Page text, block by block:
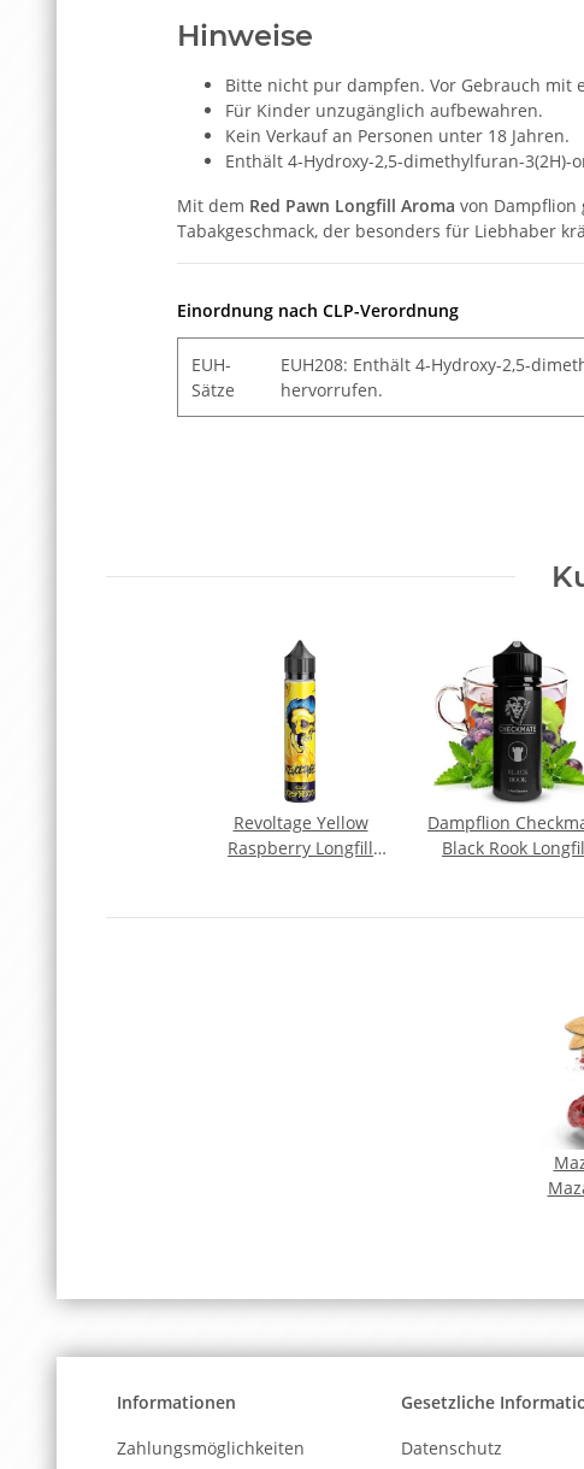
Hinweise
Bitte nicht pur dampfen. Vor Gebrauch mit
Für Kinder unzugänglich aufbewahren.
Kein Verkauf an Personen unter 18 Jahren.
Enthält 4-Hydroxy-2,5-dimethylfuran-
Mit dem Red Pawn Longfill Aroma von Dampflion
Tabakgeschmack, der besonders für Liebhaber
Einordnung nach CLP-Verordnung
EUH-
Sätze
EUH208: Enthält 4-Hydroxy-2,5-
hervorrufen.
Revoltage Yellow
Raspberry Longfill
Dampflion
Black Rook
Informationen
Zahlungsmöglichkeiten
Gesetzliche
Datenschutz